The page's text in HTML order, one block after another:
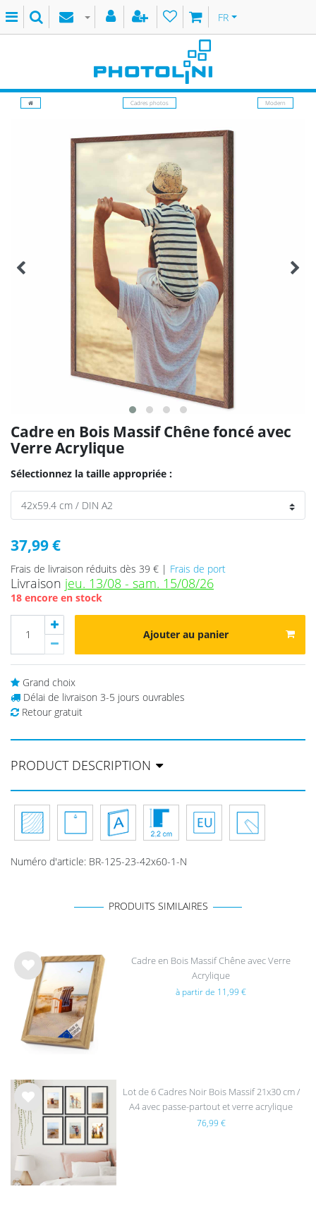
FR
Cadres photos Modern
Cadre en Bois Massif Chêne foncé avec
Verre Acrylique
Sélectionnez la taille appropriée :
37,99 €
Frais de livraison réduits dès 39 € | Frais de port
Livraison jeu. 13/08 - sam. 15/08/26
18 encore en stock
Ajouter au panier
Grand choix
Délai de livraison 3-5 jours ouvrables
Retour gratuit
PRODUCT DESCRIPTION
Numéro d'article: BR-125-23-42x60-1-N
PRODUITS SIMILAIRES
List
e de
sou
hait
s
Cadre en Bois Massif Chêne avec Verre
Acrylique
à partir de 11,99 €
List
e de
sou
hait
Lot de 6 Cadres Noir Bois Massif 21x30 cm /
A4 avec passe-partout et verre acrylique
76,99 €